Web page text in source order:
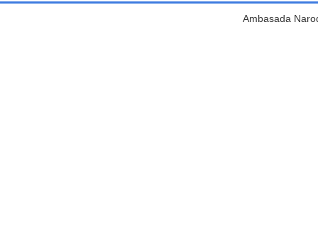
Ambasada